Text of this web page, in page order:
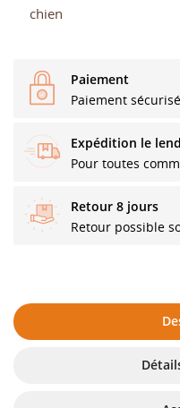
chien
Paiement
Paiement sécurisé
Expédition le
Pour toutes
Retour 8 jours
Retour possible